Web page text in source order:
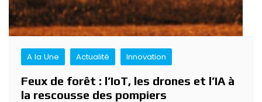
A la Une Actualité Innovation
Feux de forêt : l’IoT, les drones et l’IA à
la rescousse des pompiers